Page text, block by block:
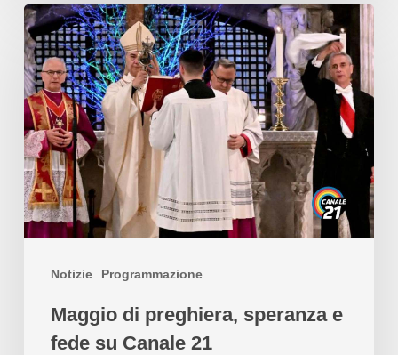
Notizie Programmazione
Maggio di preghiera, speranza e
fede su Canale 21